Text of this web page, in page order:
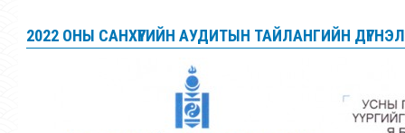
2022 ОНЫ САНХҮҮГИЙН АУДИТЫН ТАЙЛАНГИЙН